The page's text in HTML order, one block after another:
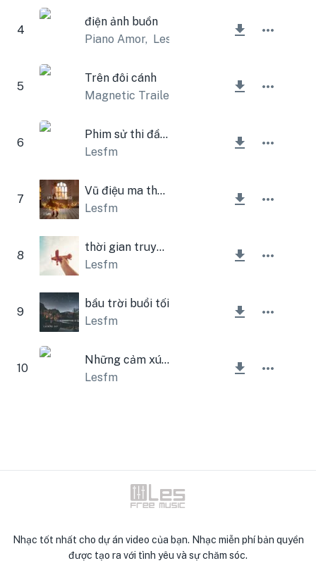
4
điện ảnh buồn
Piano Amor, Lesfm
5
Trên đôi cánh
Magnetic Trailer
6
Phim sử thi đầy cảm hứng
Lesfm
7
Vũ điệu ma thuật sử thi
Lesfm
8
thời gian truyền cảm hứng
Lesfm
9
bầu trời buổi tối
Lesfm
10
Những cảm xúc sử thi
Lesfm
Nhạc tốt nhất cho dự án video của bạn. Nhạc miễn phí bản quyền
được tạo ra với tình yêu và sự chăm sóc.